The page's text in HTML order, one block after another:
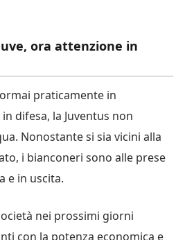
ora attenzione in
praticamente in
difesa, la Juventus non
Nonostante si sia vicini alla
i bianconeri sono alle prese
e in uscita.
nei prossimi giorni
con la potenza economica e